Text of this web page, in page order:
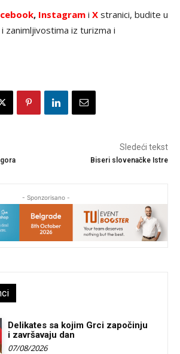
, Instagram i X stranici, budite u
zanimljivostima iz turizma i
Sledeći tekst
Biseri slovenačke Istre
- Sponzorisano -
Delikates sa kojim Grci započinju
i završavaju dan
07/08/2026